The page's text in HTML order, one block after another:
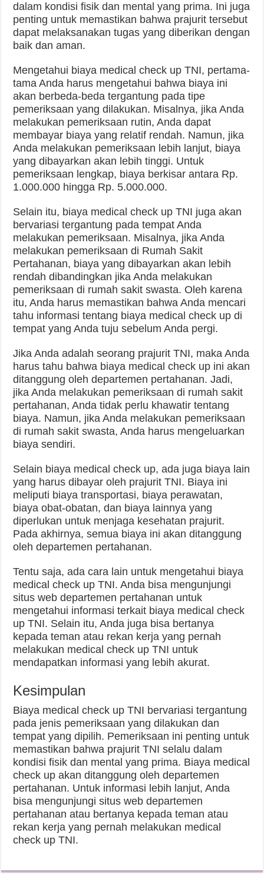
dalam kondisi fisik dan mental yang prima. Ini juga
penting untuk memastikan bahwa prajurit tersebut
dapat melaksanakan tugas yang diberikan dengan
baik dan aman.
Mengetahui biaya medical check up TNI, pertama-
tama Anda harus mengetahui bahwa biaya ini
akan berbeda-beda tergantung pada tipe
pemeriksaan yang dilakukan. Misalnya, jika Anda
melakukan pemeriksaan rutin, Anda dapat
membayar biaya yang relatif rendah. Namun, jika
Anda melakukan pemeriksaan lebih lanjut, biaya
yang dibayarkan akan lebih tinggi. Untuk
pemeriksaan lengkap, biaya berkisar antara Rp.
1.000.000 hingga Rp. 5.000.000.
Selain itu, biaya medical check up TNI juga akan
bervariasi tergantung pada tempat Anda
melakukan pemeriksaan. Misalnya, jika Anda
melakukan pemeriksaan di Rumah Sakit
Pertahanan, biaya yang dibayarkan akan lebih
rendah dibandingkan jika Anda melakukan
pemeriksaan di rumah sakit swasta. Oleh karena
itu, Anda harus memastikan bahwa Anda mencari
tahu informasi tentang biaya medical check up di
tempat yang Anda tuju sebelum Anda pergi.
Jika Anda adalah seorang prajurit TNI, maka Anda
harus tahu bahwa biaya medical check up ini akan
ditanggung oleh departemen pertahanan. Jadi,
jika Anda melakukan pemeriksaan di rumah sakit
pertahanan, Anda tidak perlu khawatir tentang
biaya. Namun, jika Anda melakukan pemeriksaan
di rumah sakit swasta, Anda harus mengeluarkan
biaya sendiri.
Selain biaya medical check up, ada juga biaya lain
yang harus dibayar oleh prajurit TNI. Biaya ini
meliputi biaya transportasi, biaya perawatan,
biaya obat-obatan, dan biaya lainnya yang
diperlukan untuk menjaga kesehatan prajurit.
Pada akhirnya, semua biaya ini akan ditanggung
oleh departemen pertahanan.
Tentu saja, ada cara lain untuk mengetahui biaya
medical check up TNI. Anda bisa mengunjungi
situs web departemen pertahanan untuk
mengetahui informasi terkait biaya medical check
up TNI. Selain itu, Anda juga bisa bertanya
kepada teman atau rekan kerja yang pernah
melakukan medical check up TNI untuk
mendapatkan informasi yang lebih akurat.
Kesimpulan
Biaya medical check up TNI bervariasi tergantung
pada jenis pemeriksaan yang dilakukan dan
tempat yang dipilih. Pemeriksaan ini penting untuk
memastikan bahwa prajurit TNI selalu dalam
kondisi fisik dan mental yang prima. Biaya medical
check up akan ditanggung oleh departemen
pertahanan. Untuk informasi lebih lanjut, Anda
bisa mengunjungi situs web departemen
pertahanan atau bertanya kepada teman atau
rekan kerja yang pernah melakukan medical
check up TNI.